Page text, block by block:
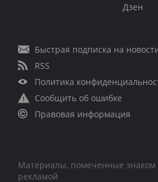
Дзен
Быстрая подписка на
RSS
Политика
Сообщить об ошибке
Правовая информация
Материалы, помеченные знаком
рекламой